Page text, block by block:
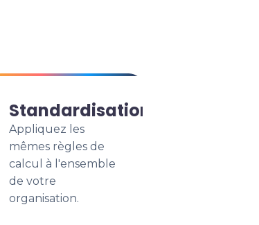
Standardisation
Appliquez les
mêmes règles de
calcul à l'ensemble
de votre
organisation.